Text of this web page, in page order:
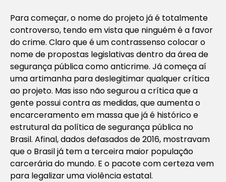
Para começar, o nome do projeto já é totalmente
controverso, tendo em vista que ninguém é a favor
do crime. Claro que é um contrassenso colocar o
nome de propostas legislativas dentro da área de
segurança pública como anticrime. Já começa aí
uma artimanha para deslegitimar qualquer crítica
ao projeto. Mas isso não segurou a crítica que a
gente possui contra as medidas, que aumenta o
encarceramento em massa que já é histórico e
estrutural da política de segurança pública no
Brasil. Afinal, dados defasados de 2016, mostravam
que o Brasil já tem a terceira maior população
carcerária do mundo. E o pacote com certeza vem
para legalizar uma violência estatal.